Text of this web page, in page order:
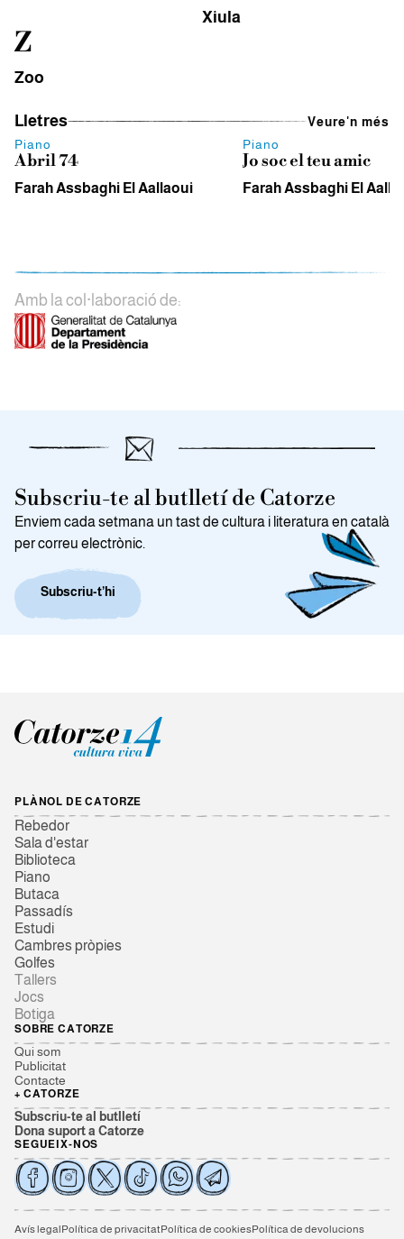
Xiula
Z
Zoo
Lletres
Veure'n més
Piano
Abril 74
Farah Assbaghi El Aallaoui
Piano
Jo soc el teu amic
Farah Assbaghi El
Amb la col·laboració de:
Subscriu-te al butlletí de Catorze
Enviem cada setmana un tast de cultura i literatura en català
per correu electrònic.
Subscriu-t’hi
PLÀNOL DE CATORZE
Rebedor
Sala d'estar
Biblioteca
Piano
Butaca
Passadís
Estudi
Cambres pròpies
Golfes
Tallers
Jocs
Botiga
SOBRE CATORZE
Qui som
Publicitat
Contacte
+ CATORZE
Subscriu-te al butlletí
Dona suport a Catorze
SEGUEIX-NOS
Avís legalPolítica de privacitatPolítica de cookiesPolítica de devolucions